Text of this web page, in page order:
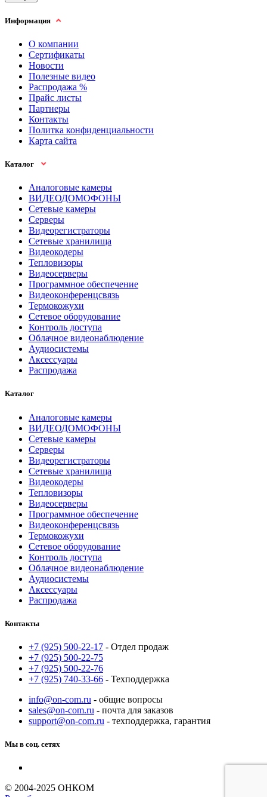
Информация
О компании
Сертификаты
Новости
Полезные видео
Распродажа %
Прайс листы
Партнеры
Контакты
Политка конфиденциальности
Карта сайта
Каталог
Аналоговые камеры
ВИДЕОДОМОФОНЫ
Сетевые камеры
Серверы
Видеорегистраторы
Сетевые хранилища
Видеокодеры
Тепловизоры
Видеосерверы
Программное обеспечение
Видеоконференцсвязь
Термокожухи
Сетевое оборудование
Контроль доступа
Облачное видеонаблюдение
Аудиосистемы
Аксессуары
Распродажа
Каталог
Аналоговые камеры
ВИДЕОДОМОФОНЫ
Сетевые камеры
Серверы
Видеорегистраторы
Сетевые хранилища
Видеокодеры
Тепловизоры
Видеосерверы
Программное обеспечение
Видеоконференцсвязь
Термокожухи
Сетевое оборудование
Контроль доступа
Облачное видеонаблюдение
Аудиосистемы
Аксессуары
Распродажа
Контакты
+7 (925) 500-22-17 - Отдел продаж
+7 (925) 500-22-75
+7 (925) 500-22-76
+7 (925) 740-33-66 - Техподдержка
info@on-com.ru - общие вопросы
sales@on-com.ru - почта для заказов
support@on-com.ru - техподдержка, гарантия
Мы в соц. сетях
© 2004-2025 ОНКОМ